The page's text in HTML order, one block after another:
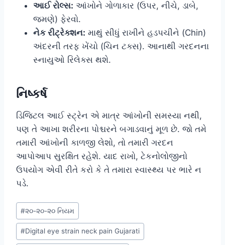
આઈ રોલ્સ: આંખોને ગોળાકાર (ઉપર, નીચે, ડાબે,
જમણે) ફેરવો.
નેક રીટ્રેક્શન: માથું સીધું રાખીને હડપચીને (Chin)
અંદરની તરફ ખેંચો (ચિન ટક્સ). આનાથી ગરદનના
સ્નાયુઓ રિલેક્સ થશે.
નિષ્કર્ષ
ડિજિટલ આઈ સ્ટ્રેન એ માત્ર આંખોની સમસ્યા નથી,
પણ તે આખા શરીરના પોશ્ચરને બગાડવાનું મૂળ છે. જો તમે
તમારી આંખોની કાળજી લેશો, તો તમારી ગરદન
આપોઆપ સુરક્ષિત રહેશે. યાદ રાખો, ટેકનોલોજીનો
ઉપયોગ એવી રીતે કરો કે તે તમારા સ્વાસ્થ્ય પર ભારે ન
પડે.
Post
Tags:
#૨૦-૨૦-૨૦ નિયમ
#Digital eye strain neck pain Gujarati